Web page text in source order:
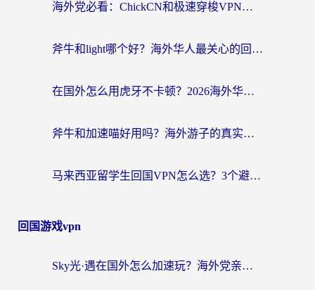
海外党必看：ChickCN和极速穿梭VPN好用吗？3招教你选对回国加速器无缝刷国内资源
斧牛和light哪个好？海外华人最关心的回国加速器选择难题，一篇讲透
在国外怎么用虎牙不卡顿？2026海外华人亲测有效的回国加速器选择指南
斧牛和加速喵好用吗？海外游子的真实选择困境
马来西亚留学生回国VPN怎么选？3个避坑点+1款实测好用的加速器推荐
回国游戏vpn
Sky光·遇在国外怎么加速玩？海外党亲测有效的国服游戏加速指南